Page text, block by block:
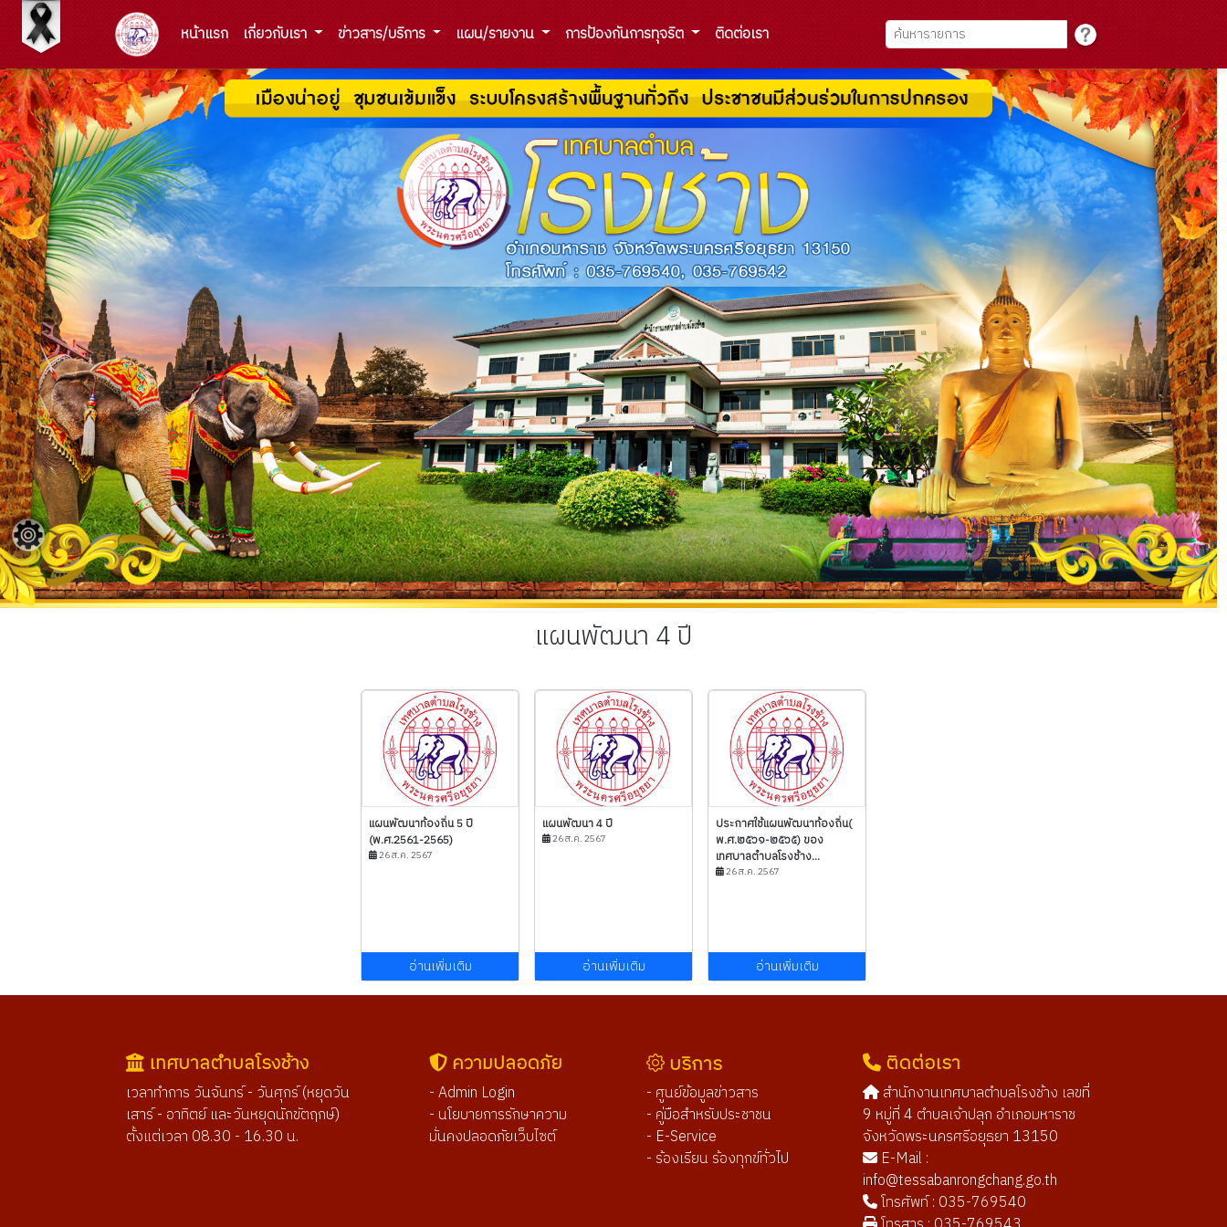
หน้าแรก เกี่ยวกับเรา ข่าวสาร/บริการ แผน/รายงาน การป้องกันการทุจริต ติดต่อเรา
แผนพัฒนา 4 ปี
แผนพัฒนาท้องถิ่น 5 ปี
(พ.ศ.2561-2565)
26 ส.ค. 2567
อ่านเพิ่มเติม
แผนพัฒนา 4 ปี
26 ส.ค. 2567
อ่านเพิ่มเติม
ประกาศใช้แผนพัฒนาท้องถิ่น(
พ.ศ.๒๕๖๑-๒๕๖๕) ของ
เทศบาลตำบลโรงช้าง...
26 ส.ค. 2567
อ่านเพิ่มเติม
เทศบาลตำบลโรงช้าง
เวลาทำการ วันจันทร์ - วันศุกร์ (หยุดวัน
เสาร์ - อาทิตย์ และวันหยุดนักขัตฤกษ์)
ตั้งแต่เวลา 08.30 - 16.30 น.
ความปลอดภัย
- Admin Login
- นโยบายการรักษาความ
มั่นคงปลอดภัยเว็บไซต์
บริการ
- ศูนย์ข้อมูลข่าวสาร
- คู่มือสำหรับประชาชน
- E-Service
- ร้องเรียน ร้องทุกข์ทั่วไป
ติดต่อเรา
สำนักงานเทศบาลตำบลโรงช้าง เลขที่
9 หมู่ที่ 4 ตำบลเจ้าปลุก อำเภอมหาราช
จังหวัดพระนครศรีอยุธยา 13150
E-Mail :
info@tessabanrongchang.go.th
โทรศัพท์ : 035-769540